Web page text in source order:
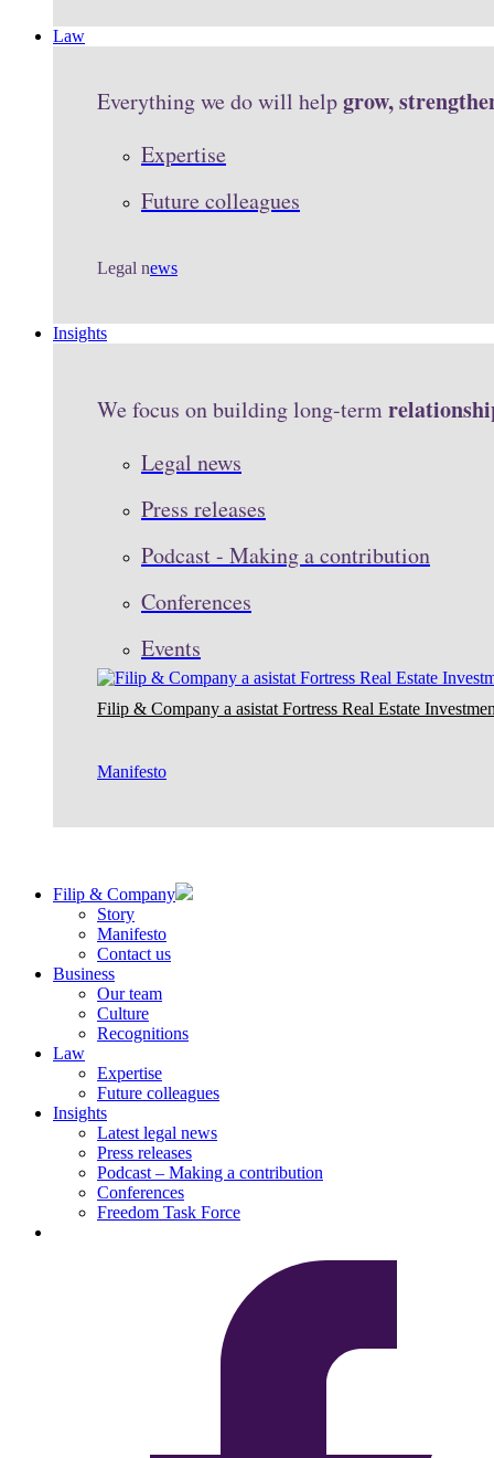
Law
Everything we do will helpgrow,
Expertise
Future colleagues
Legal news
Insights
We focus on building long-term
Legal news
Press releases
Podcast - Making a contribution
Conferences
Events
Filip & Company a asistat Fortress Real Estate
Manifesto
Filip & Company
Story
Manifesto
Contact us
Business
Our team
Culture
Recognitions
Law
Expertise
Future colleagues
Insights
Latest legal news
Press releases
Podcast – Making a contribution
Conferences
Freedom Task Force